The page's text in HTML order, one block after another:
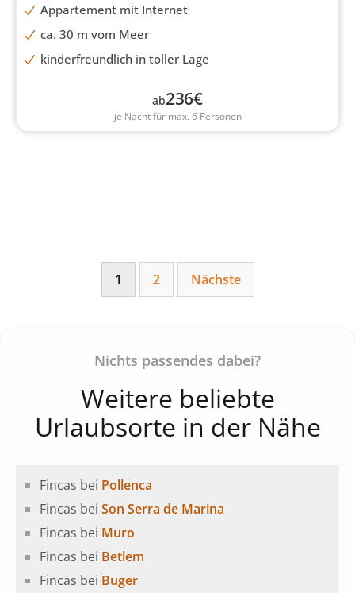
Appartement mit Internet
ca. 30 m vom Meer
kinderfreundlich in toller Lage
ab236€
je Nacht für max. 6 Personen
1 2 Nächste
Nichts passendes dabei?
Weitere beliebte
Urlaubsorte in der Nähe
Fincas bei Pollenca
Fincas bei Son Serra de Marina
Fincas bei Muro
Fincas bei Betlem
Fincas bei Buger